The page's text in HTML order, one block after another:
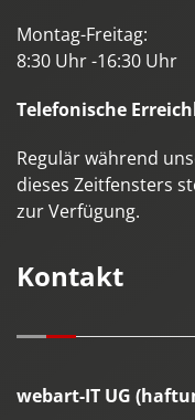
Montag-Freitag:
8:30 Uhr -16:30 Uhr
Telefonische
Regulär während
dieses Zeitfensters
zur Verfügung.
Kontakt
webart-IT UG